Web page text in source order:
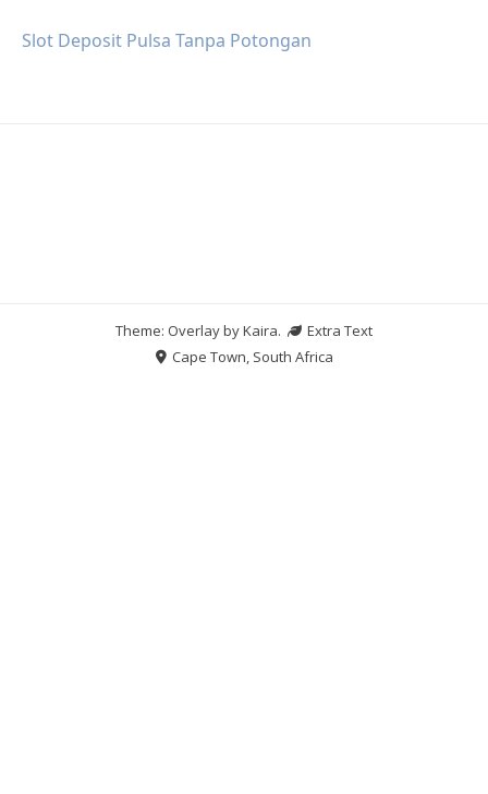
Slot Deposit Pulsa Tanpa Potongan
Theme: Overlay byKaira.
Extra Text
Cape Town, South Africa